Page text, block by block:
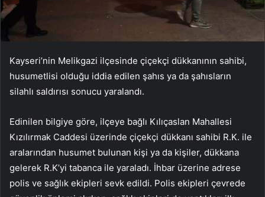
Kayseri’nin Melikgazi ilçesinde çiçekçi dükkanının sahibi,
husumetlisi olduğu iddia edilen şahıs ya da şahısların
silahlı saldırısı sonucu yaralandı.
Edinilen bilgiye göre, ilçeye bağlı Kılıçaslan Mahallesi
Kızılırmak Caddesi üzerinde çiçekçi dükkanı sahibi R.K. ile
aralarından husumet bulunan kişi ya da kişiler, dükkana
gelerek R.K’yi tabanca ile yaraladı. İhbar üzerine adrese
polis ve sağlık ekipleri sevk edildi. Polis ekipleri çevrede